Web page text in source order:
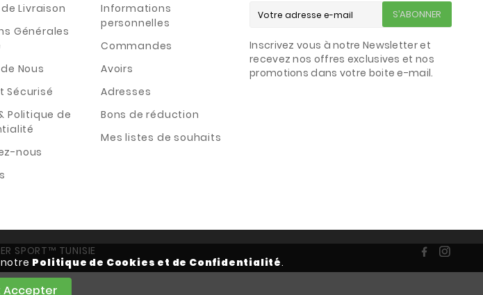
Politique de Cookies et de Confidentialité.
Accepter
Livraison
Générales
Nous
Sécurisé
Politique de
nous
Informations
personnelles
Commandes
Avoirs
Adresses
Bons de réduction
Mes listes de souhaits
S’ABONNER
Inscrivez vous à notre Newsletter et
recevez nos offres exclusives et nos
promotions dans votre boite e-mail.
SPORT™ TUNISIE